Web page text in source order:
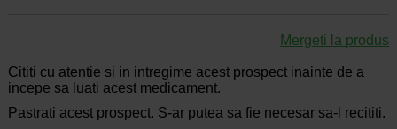
Mergeti la produs
Cititi cu atentie si in intregime acest prospect inainte de a
incepe sa luati acest medicament.
Pastrati acest prospect. S-ar putea sa fie necesar sa-l recititi.